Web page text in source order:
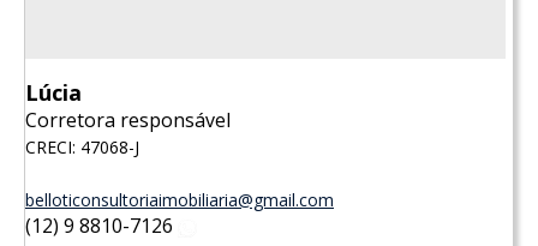
Lúcia
Corretora responsável
CRECI: 47068-J
belloticonsultoriaimobiliaria@gmail.com
(12) 9 8810-7126